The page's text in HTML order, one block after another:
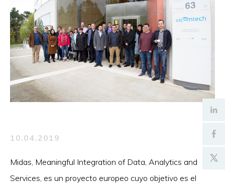
10.04.2019
Midas, Meaningful Integration of Data, Analytics and
Services, es un proyecto europeo cuyo objetivo es el